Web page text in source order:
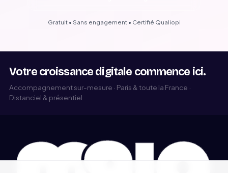
Gratuit • Sans engagement • Certifié Qualiopi
Votre croissance digitale commence ici.
Accompagnement sur-mesure · Paris & toute la France ·
Distanciel & présentiel